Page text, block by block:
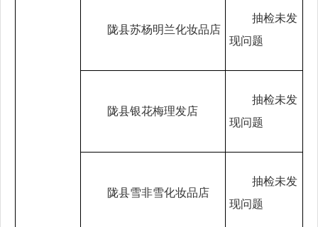
陇县苏杨明兰化妆品店
抽检未发
现问题
陇县银花梅理发店
抽检未发
现问题
陇县雪非雪化妆品店
抽检未发
现问题